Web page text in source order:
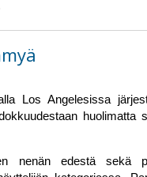
Los Angelesissa
huolimatta
nenän edestä sekä